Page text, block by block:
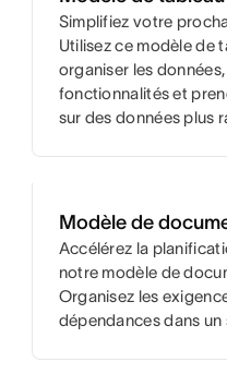
Simplifiez votre
Utilisez ce modèle de
organiser les
fonctionnalités et
sur des données plus
Modèle de
Accélérez la
notre modèle de
Organisez les
dépendances dans